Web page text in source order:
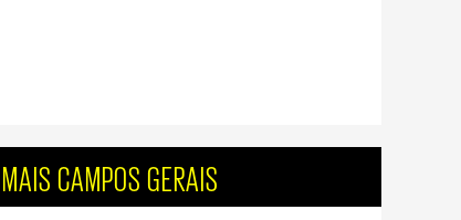
MAIS CAMPOS GERAIS